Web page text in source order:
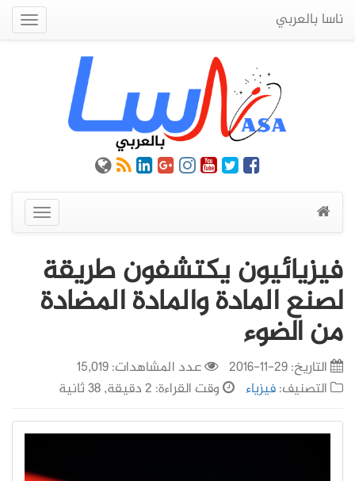
ناسا بالعربي
عرض
القائمة
فيزيائيون يكتشفون طريقة
لصنع المادة والمادة المضادة
من الضوء
التاريخ:29-11-2016
عدد المشاهدات: 15,019
التصنيف:فيزياء وقت القراءة: 2 دقيقة, 38 ثانية